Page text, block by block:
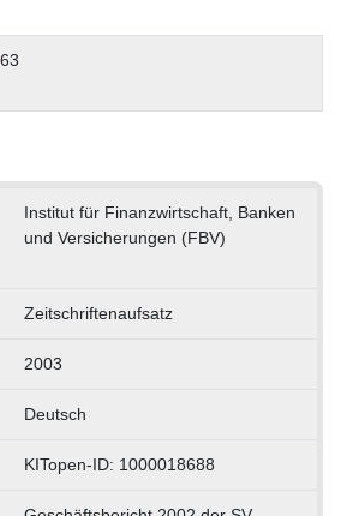
Institut für Finanzwirtschaft, Banken
und Versicherungen (FBV)
Zeitschriftenaufsatz
2003
Deutsch
KITopen-ID: 1000018688